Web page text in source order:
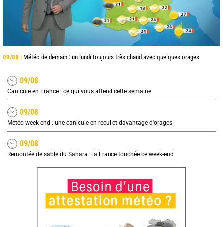
09/08 | Météo de demain : un lundi toujours très chaud avec quelques orages
09/08
Canicule en France : ce qui vous attend cette semaine
09/08
Météo week-end : une canicule en recul et davantage d'orages
09/08
Remontée de sable du Sahara : la France touchée ce week-end